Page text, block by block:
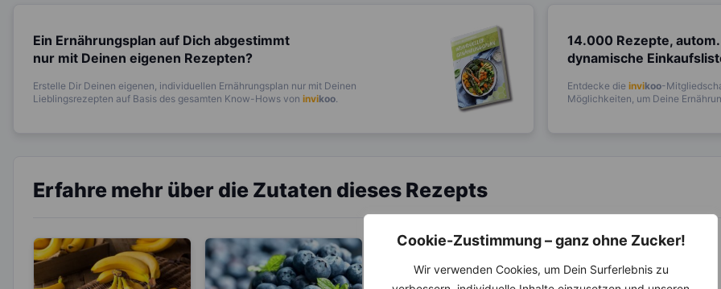
Cookie-Zustimmung – ganz ohne Zucker!
Wir verwenden Cookies, um Dein Surferlebnis zu
Ein Ernährungsplan auf Dich abgestimmt
nur mit Deinen eigenen Rezepten?
Erstelle Dir Deinen eigenen, individuellen Ernährungsplan nur mit Deinen
Lieblingsrezepten auf Basis des gesamten Know-Hows von invikoo.
14.000 Rezepte,
dynamische
Entdecke die invikoo-
Möglichkeiten, um Deine
Erfahre mehr über die Zutaten dieses Rezepts